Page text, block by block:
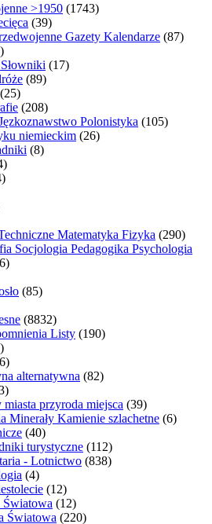
>1950 (1743)
(39)
Gazety Kalendarze (87)
(17)
(89)
(25)
(208)
Polonistyka (105)
niemieckim (26)
(8)
Matematyka Fizyka (290)
Socjologia Pedagogika Psychologia
(85)
(8832)
Listy (190)
alternatywna (82)
przyroda miejsca (39)
Minerały Kamienie szlachetne (6)
(40)
turystyczne (112)
- Lotnictwo (838)
(4)
(12)
(12)
Światowa (220)